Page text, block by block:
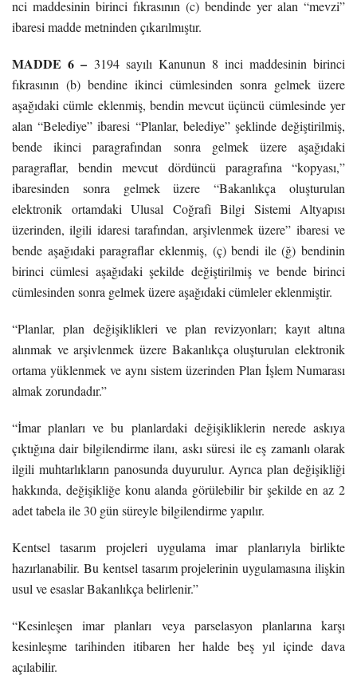
nci maddesinin birinci fıkrasının (c) bendinde yer alan “mevzi”
ibaresi madde metninden çıkarılmıştır.
MADDE 6 – 3194 sayılı Kanunun 8 inci maddesinin birinci
fıkrasının (b) bendine ikinci cümlesinden sonra gelmek üzere
aşağıdaki cümle eklenmiş, bendin mevcut üçüncü cümlesinde yer
alan “Belediye” ibaresi “Planlar, belediye” şeklinde değiştirilmiş,
bende ikinci paragrafından sonra gelmek üzere aşağıdaki
paragraflar, bendin mevcut dördüncü paragrafına “kopyası,”
ibaresinden sonra gelmek üzere “Bakanlıkça oluşturulan
elektronik ortamdaki Ulusal Coğrafi Bilgi Sistemi Altyapısı
üzerinden, ilgili idaresi tarafından, arşivlenmek üzere” ibaresi ve
bende aşağıdaki paragraflar eklenmiş, (ç) bendi ile (ğ) bendinin
birinci cümlesi aşağıdaki şekilde değiştirilmiş ve bende birinci
cümlesinden sonra gelmek üzere aşağıdaki cümleler eklenmiştir.
“Planlar, plan değişiklikleri ve plan revizyonları; kayıt altına
alınmak ve arşivlenmek üzere Bakanlıkça oluşturulan elektronik
ortama yüklenmek ve aynı sistem üzerinden Plan İşlem Numarası
almak zorundadır.”
“İmar planları ve bu planlardaki değişikliklerin nerede askıya
çıktığına dair bilgilendirme ilanı, askı süresi ile eş zamanlı olarak
ilgili muhtarlıkların panosunda duyurulur. Ayrıca plan değişikliği
hakkında, değişikliğe konu alanda görülebilir bir şekilde en az 2
adet tabela ile 30 gün süreyle bilgilendirme yapılır.
Kentsel tasarım projeleri uygulama imar planlarıyla birlikte
hazırlanabilir. Bu kentsel tasarım projelerinin uygulamasına ilişkin
usul ve esaslar Bakanlıkça belirlenir.”
“Kesinleşen imar planları veya parselasyon planlarına karşı
kesinleşme tarihinden itibaren her halde beş yıl içinde dava
açılabilir.